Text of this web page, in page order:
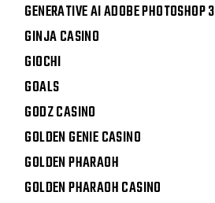
GENERATIVE AI ADOBE PHOTOSHOP 3
GINJA CASINO
GIOCHI
GOALS
GODZ CASINO
GOLDEN GENIE CASINO
GOLDEN PHARAOH
GOLDEN PHARAOH CASINO